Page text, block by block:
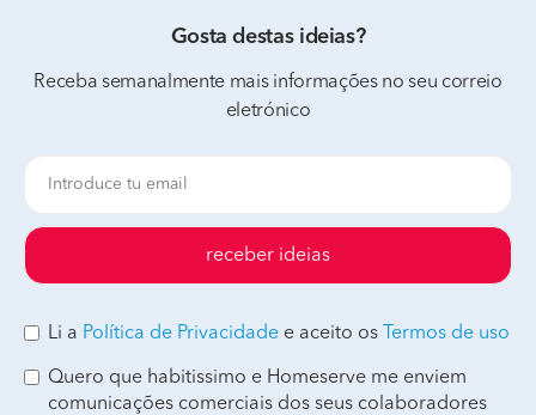
Gosta destas ideias?
Receba semanalmente mais informações no seu correio
eletrónico
receber ideias
Li a Política de Privacidade e aceito os Termos de uso
Quero que habitissimo e Homeserve me enviem
comunicações comerciais dos seus colaboradores